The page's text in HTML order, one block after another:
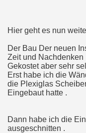
Hier geht es nun
Der Bau Der neuen
Zeit und Nachdenken
Gekostet aber sehr
Erst habe ich die
die Plexiglas
Eingebaut hatte .
Dann habe ich die
ausgeschnitten .